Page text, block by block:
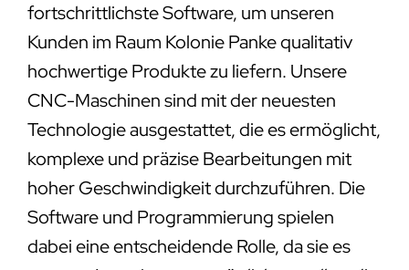
fortschrittlichste Software, um unseren
Kunden im Raum Kolonie Panke qualitativ
hochwertige Produkte zu liefern. Unsere
CNC-Maschinen sind mit der neuesten
Technologie ausgestattet, die es ermöglicht,
komplexe und präzise Bearbeitungen mit
hoher Geschwindigkeit durchzuführen. Die
Software und Programmierung spielen
dabei eine entscheidende Rolle, da sie es